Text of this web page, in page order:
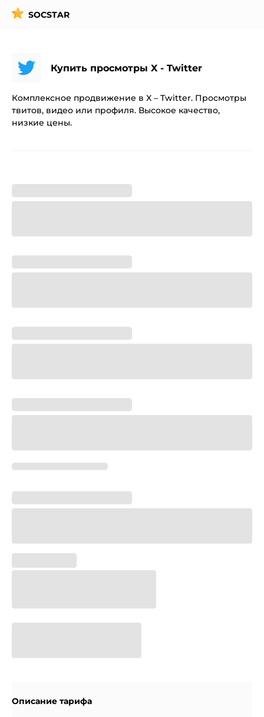
SOCSTAR
Купить просмотры X - Twitter
Комплексное продвижение в X – Twitter. Просмотры
твитов, видео или профиля. Высокое качество,
низкие цены.
Описание тарифа